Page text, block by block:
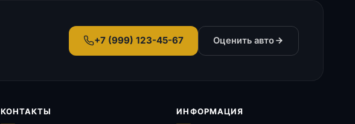
+7 (999) 123-45-67 Оценить авто
КОНТАКТЫ ИНФОРМАЦИЯ